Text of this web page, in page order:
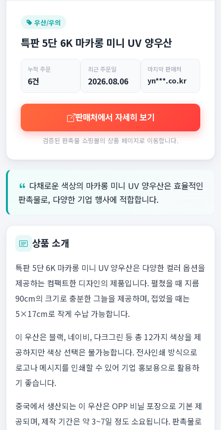
우산/우의
특판 5단 6K 마카롱 미니 UV 양우산
누적 주문
6건
최근 주문일
2026.08.06
마지막 판매처
yn***.co.kr
판매처에서 자세히 보기
검증된 판촉물 쇼핑몰의 상품 페이지로 이동합니다.
다채로운 색상의 마카롱 미니 UV 양우산은 효율적인
판촉물로, 다양한 기업 행사에 적합합니다.
상품 소개
특판 5단 6K 마카롱 미니 UV 양우산은 다양한 컬러 옵션을
제공하는 컴팩트한 디자인의 제품입니다. 펼쳤을 때 지름
90cm의 크기로 충분한 그늘을 제공하며, 접었을 때는
5×17cm로 작게 수납 가능합니다.
이 우산은 블랙, 네이비, 다크그린 등 총 12가지 색상을 제
공하지만 색상 선택은 불가능합니다. 전사인쇄 방식으로
로고나 메시지를 인쇄할 수 있어 기업 홍보용으로 활용하
기 좋습니다.
중국에서 생산되는 이 우산은 OPP 비닐 포장으로 기본 제
공되며, 제작 기간은 약 3~7일 정도 소요됩니다. 판촉물로